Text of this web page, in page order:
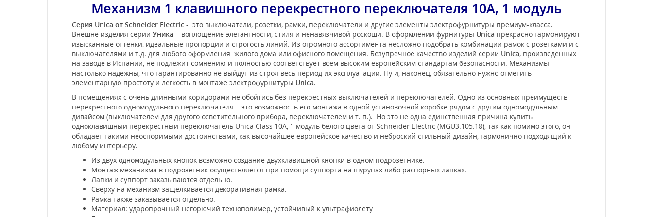
Механизм 1 клавишного перекрестного переключателя 10А, 1 модуль
Серия Unica от Schneider Electric - это выключатели, розетки, рамки, переключатели и другие элементы электрофурнитуры премиум-класса.
Внешне изделия серии Уника – воплощение элегантности, стиля и ненавязчивой роскоши. В оформлении фурнитуры Unica прекрасно гармонируют
изысканные оттенки, идеальные пропорции и строгость линий. Из огромного ассортимента несложно подобрать комбинации рамок с розетками и с
выключателями и т.д. для любого оформления жилого дома или офисного помещения. Безупречное качество изделий серии Unica, произведенных
на заводе в Испании, не подлежит сомнению и полностью соответствует всем высоким европейским стандартам безопасности. Механизмы
настолько надежны, что гарантированно не выйдут из строя весь период их эксплуатации. Ну и, наконец, обязательно нужно отметить
элементарную простоту и легкость в монтаже электрофурнитуры Unica.
В помещениях с очень длинными коридорами не обойтись без перекрестных выключателей и переключателей. Одно из основных преимуществ
перекрестного одномодульного переключателя – это возможность его монтажа в одной установочной коробке рядом с другим одномодульным
дивайсом (выключателем для другого осветительного прибора, переключателем и т. п.). Но это не одна единственная причина купить
одноклавишный перекрестный переключатель Unica Class 10А, 1 модуль белого цвета от Schneider Electric (MGU3.105.18), так как помимо этого, он
обладает такими неоспоримыми достоинствами, как высочайшее европейское качество и неброский стильный дизайн, гармонично подходящий к
любому интерьеру.
Из двух одномодульных кнопок возможно создание двухклавишной кнопки в одном подрозетнике.
Монтаж механизма в подрозетник осуществляется при помощи суппорта на шурупах либо распорных лапках.
Лапки и суппорт заказываются отдельно.
Сверху на механизм защелкивается декоративная рамка.
Рамка также заказывается отдельно.
Материал: ударопрочный негорючий технополимер, устойчивый к ультрафиолету